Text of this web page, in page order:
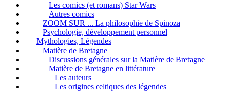
Les comics (et romans) Star Wars
Autres comics
ZOOM SUR ... La philosophie de Spinoza
Psychologie, développement personnel
Mythologies, Légendes
Matière de Bretagne
Discussions générales sur la Matière de Bretagne
Matière de Bretagne en littérature
Les auteurs
Les origines celtiques des légendes